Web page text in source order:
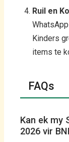
Ruil en
Kinders
items te
FAQs
Kan ek my
2026 vir